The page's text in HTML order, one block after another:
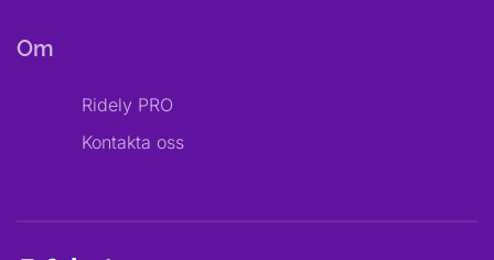
Om
Ridely PRO
Kontakta oss